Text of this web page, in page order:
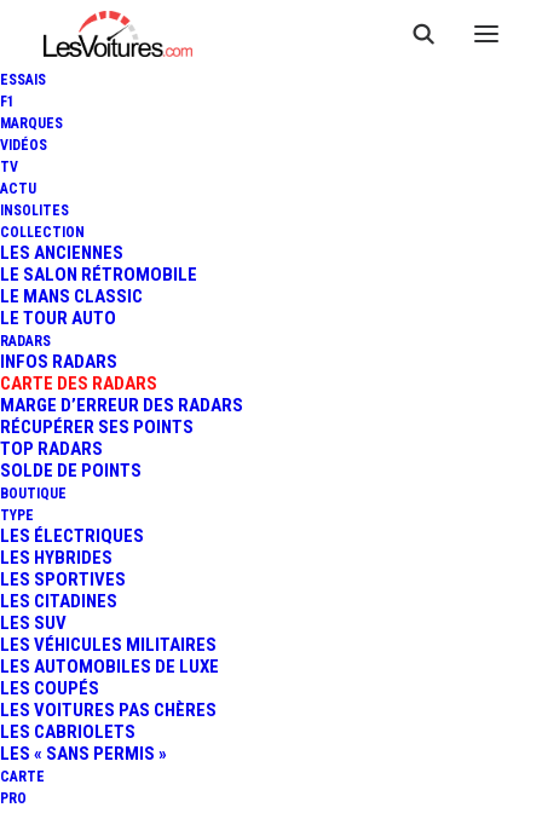
ESSAIS
F1
MARQUES
VIDÉOS
TV
ACTU
INSOLITES
COLLECTION
LES ANCIENNES
LE SALON RÉTROMOBILE
LE MANS CLASSIC
LE TOUR AUTO
RADARS
INFOS RADARS
CARTE DES RADARS
MARGE D’ERREUR DES RADARS
RÉCUPÉRER SES POINTS
TOP RADARS
SOLDE DE POINTS
BOUTIQUE
TYPE
LES ÉLECTRIQUES
LES HYBRIDES
LES SPORTIVES
LES CITADINES
LES SUV
LES VÉHICULES MILITAIRES
LES AUTOMOBILES DE LUXE
LES COUPÉS
LES VOITURES PAS CHÈRES
LES CABRIOLETS
LES « SANS PERMIS »
CARTE
PRO
LAURENT DU MARONI
RN1
Ce radar est installé sur la RN1,